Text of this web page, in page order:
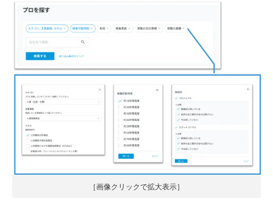
［画像クリックで拡大表示］